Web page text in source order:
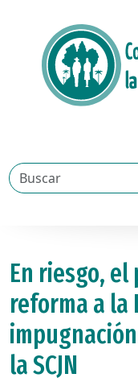
En riesgo,
reforma a la
la SCJN